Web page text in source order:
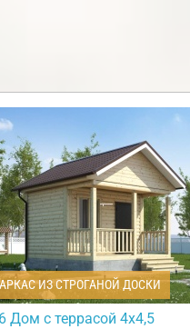
ИЗ СТРОГАНОЙ ДОСКИ
Дом с террасой 4х4,5